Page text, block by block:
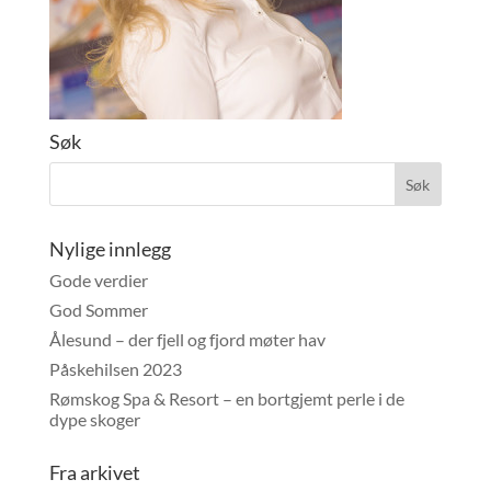
Søk
Nylige innlegg
Gode verdier
God Sommer
Ålesund – der fjell og fjord møter hav
Påskehilsen 2023
Rømskog Spa & Resort – en bortgjemt perle i de
dype skoger
Fra arkivet